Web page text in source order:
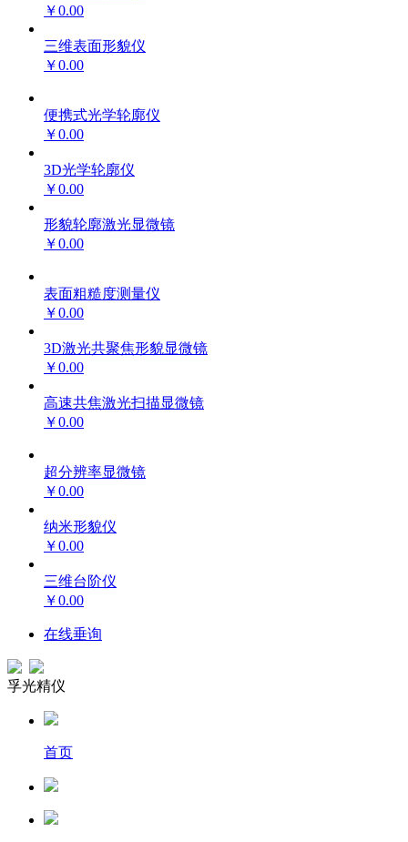
￥0.00
三维表面形貌仪
￥0.00
便携式光学轮廓仪
￥0.00
3D光学轮廓仪
￥0.00
形貌轮廓激光显微镜
￥0.00
表面粗糙度测量仪
￥0.00
3D激光共聚焦形貌显微镜
￥0.00
高速共焦激光扫描显微镜
￥0.00
超分辨率显微镜
￥0.00
纳米形貌仪
￥0.00
三维台阶仪
￥0.00
在线垂询
孚光精仪
首页